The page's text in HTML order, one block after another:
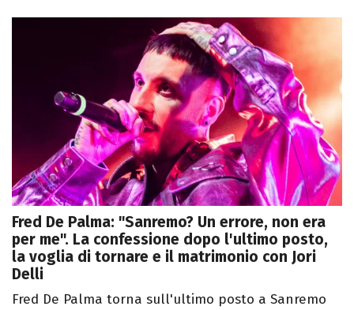
Fred De Palma: "Sanremo? Un errore, non era
per me". La confessione dopo l'ultimo posto,
la voglia di tornare e il matrimonio con Jori
Delli
Fred De Palma torna sull'ultimo posto a Sanremo